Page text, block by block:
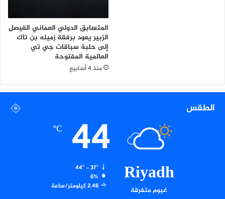
ا
ل
0
2
6
المتسابق الدولي العماني الفيصل
الزبير يعود برفقة زميله بن تاك
إلى حلبة سباقات جي تي
العالمية المفتوحة
منذ 4 أسابيع
الطقس
Riyadh
غيوم متفرقة
44
℃
44º - 37º
6%
2.46 كيلومتر/ساعة